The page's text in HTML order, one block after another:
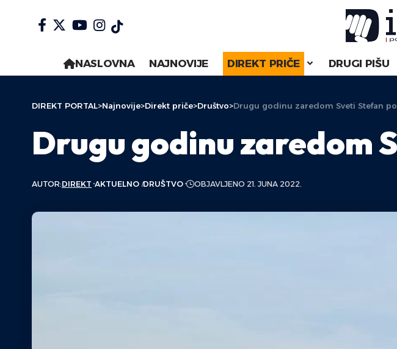
NASLOVNA NAJNOVIJE DIREKT PRIČE DRUGI PIŠU
DIREKT PORTAL>Najnovije>Direkt priče>Društvo>Drugu godinu zaredom Sveti Stefan
Drugu godinu zaredom
AUTOR:DIREKT AKTUELNO DRUŠTVO OBJAVLJENO 21. JUNA 2022.